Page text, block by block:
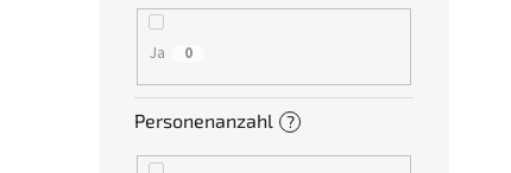
Ja 0
Personenanzahl ?